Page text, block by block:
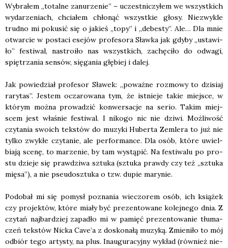
Wybra­łem „total­ne zanu­rze­nie” – uczest­ni­czy­łem we wszyst­kich
wyda­rze­niach, chcia­łem chło­nąć wszyst­kie gło­sy. Nie­zwy­kle
trud­no mi poku­sić się o jakieś „topy” i „debe­sty”. Ale… Dla mnie
otwar­cie w posta­ci ese­jów pro­fe­so­ra Sław­ka jak gdy­by „usta­wi­
ło” festi­wal, nastro­iło nas wszyst­kich, zachę­ci­ło do odwa­gi,
spię­trza­nia sen­sów, się­ga­nia głę­biej i dalej.
Jak powie­dział pro­fe­sor Sła­wek: „poważ­ne roz­mo­wy to dzi­siaj
rary­tas”. Jestem ocza­ro­wa­na tym, że ist­nie­je takie miej­sce, w
któ­rym moż­na pro­wa­dzić kon­wer­sa­cje na serio. Takim miej­
scem jest wła­śnie festi­wal. I niko­go nic nie dzi­wi. Moż­li­wość
czy­ta­nia swo­ich tek­stów do muzy­ki Huber­ta Zemle­ra to już nie
tyl­ko zwy­kłe czy­ta­nie, ale per­for­man­ce. Dla osób, któ­re uwiel­
bia­ją sce­nę, to marze­nie, by tam wystą­pić. Na festi­wa­lu po pro­
stu dzie­je się praw­dzi­wa sztu­ka (sztu­ka praw­dy czy też „sztu­ka
mię­sa”), a nie pseu­dosz­tu­ka o tzw. dupie mary­nie.
Podo­bał mi się pomysł pozna­nia wie­czo­rem osób, ich ksią­żek
czy pro­jek­tów, któ­re mia­ły być pre­zen­to­wa­ne kolej­ne­go dnia. Z
czy­tań naj­bar­dziej zapa­dło mi w pamięć pre­zen­to­wa­nie tłu­ma­
czeń tek­stów Nic­ka Cave’a z dosko­na­łą muzy­ką. Zmie­ni­ło to mój
odbiór tego arty­sty, na plus. Inau­gu­ra­cyj­ny wykład (rów­nież nie­